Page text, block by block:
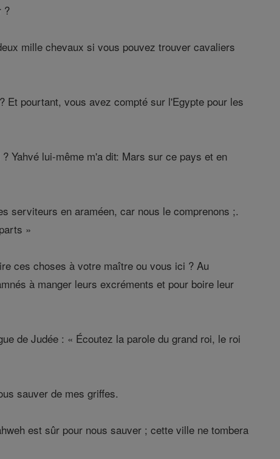
?
mille chevaux si vous pouvez trouver cavaliers
Et pourtant, vous avez compté sur l'Egypte pour les
Yahvé lui-même m'a dit: Mars sur ce pays et en
serviteurs en araméen, car nous le comprenons ;.
»
ces choses à votre maître ou vous ici ? Au
à manger leurs excréments et pour boire leur
de Judée : « Écoutez la parole du grand roi, le roi
sauver de mes griffes.
est sûr pour nous sauver ; cette ville ne tombera